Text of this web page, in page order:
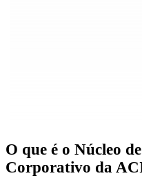
O que é o Núcleo
Corporativo da